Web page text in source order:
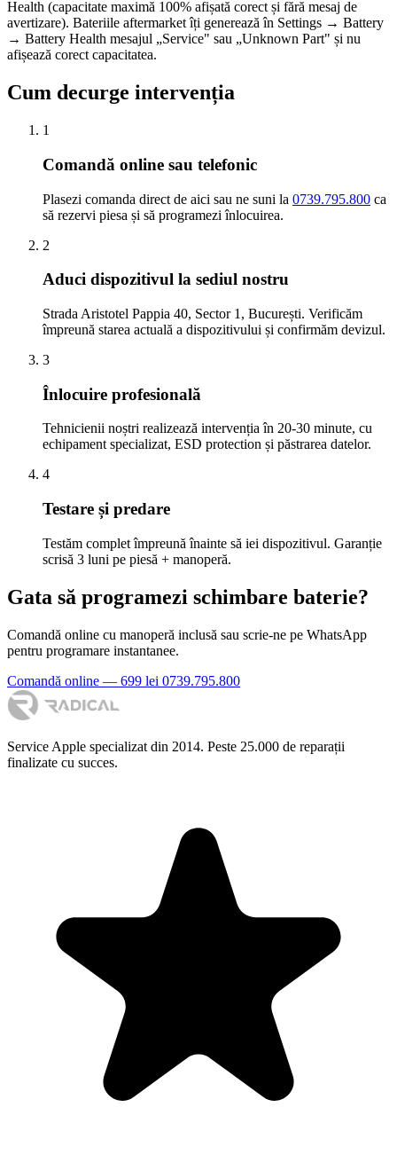
Health (capacitate maximă 100% afișată corect și fără mesaj de
avertizare). Bateriile aftermarket îți generează în Settings → Battery
→ Battery Health mesajul „Service" sau „Unknown Part" și nu
afișează corect capacitatea.
Cum decurge intervenția
1
Comandă online sau telefonic
Plasezi comanda direct de aici sau ne suni la 0739.795.800 ca
să rezervi piesa și să programezi înlocuirea.
2
Aduci dispozitivul la sediul nostru
Strada Aristotel Pappia 40, Sector 1, București. Verificăm
împreună starea actuală a dispozitivului și confirmăm devizul.
3
Înlocuire profesională
Tehnicienii noștri realizează intervenția în 20-30 minute, cu
echipament specializat, ESD protection și păstrarea datelor.
4
Testare și predare
Testăm complet împreună înainte să iei dispozitivul. Garanție
scrisă 3 luni pe piesă + manoperă.
Gata să programezi schimbare baterie?
Comandă online cu manoperă inclusă sau scrie-ne pe WhatsApp
pentru programare instantanee.
Comandă online — 699 lei 0739.795.800
Service Apple specializat din 2014. Peste 25.000 de reparații
finalizate cu succes.